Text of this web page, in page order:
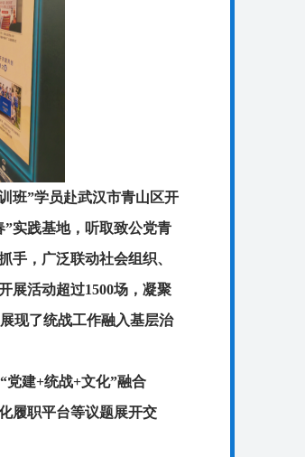
班”学员赴武汉市青山区开
实践基地，听取致公党青
手，广泛联动社会组织、
展活动超过1500场，凝聚
现了统战工作融入基层治
党建+统战+文化”融合
履职平台等议题展开交